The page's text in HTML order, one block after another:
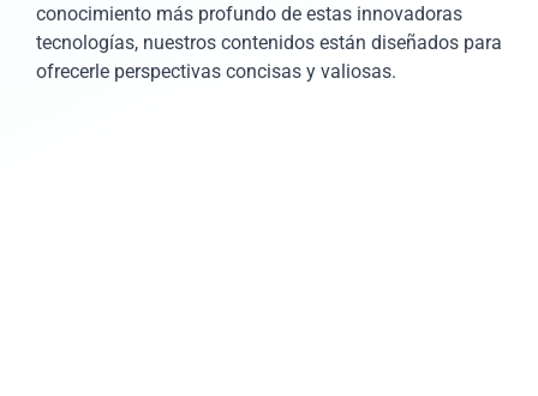
conocimiento más profundo de estas innovadoras
tecnologías, nuestros contenidos están diseñados para
ofrecerle perspectivas concisas y valiosas.